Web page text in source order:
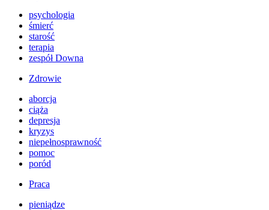
psychologia
śmierć
starość
terapia
zespół Downa
Zdrowie
aborcja
ciąża
depresja
kryzys
niepełnosprawność
pomoc
poród
Praca
pieniądze